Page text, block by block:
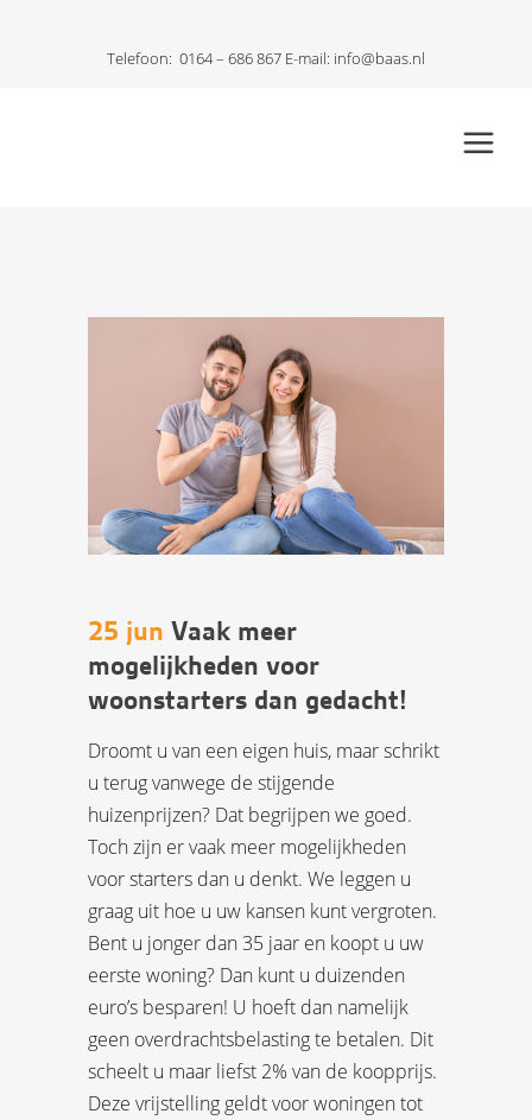
Telefoon: 0164 – 686 867 E-mail: info@baas.nl
25 jun Vaak meer
mogelijkheden voor
woonstarters dan gedacht!
Droomt u van een eigen huis, maar schrikt
u terug vanwege de stijgende
huizenprijzen? Dat begrijpen we goed.
Toch zijn er vaak meer mogelijkheden
voor starters dan u denkt. We leggen u
graag uit hoe u uw kansen kunt vergroten.
Bent u jonger dan 35 jaar en koopt u uw
eerste woning? Dan kunt u duizenden
euro’s besparen! U hoeft dan namelijk
geen overdrachtsbelasting te betalen. Dit
scheelt u maar liefst 2% van de koopprijs.
Deze vrijstelling geldt voor woningen tot